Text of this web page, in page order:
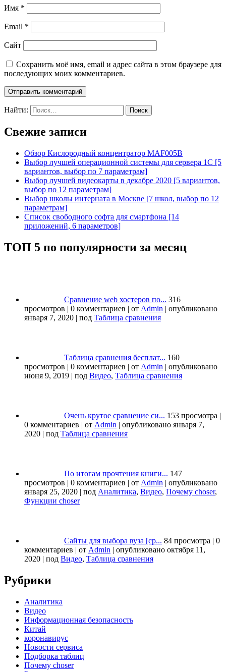
Имя *
Email *
Сайт
Сохранить моё имя, email и адрес сайта в этом браузере для
последующих моих комментариев.
Найти:
Свежие записи
Обзор Кислородный концентратор MAF005B
Выбор лучшей операционной системы для сервера 1С [5
вариантов, выбор по 7 параметрам]
Выбор лучшей видеокарты в декабре 2020 [5 вариантов,
выбор по 12 параметрам]
Выбор школы интерната в Москве [7 школ, выбор по 12
параметрам]
Список свободного софта для смартфона [14
приложений, 6 параметров]
ТОП 5 по популярности за месяц
Сравнение web хостеров по... 316
просмотров | 0 комментариев | от Admin | опубликовано
января 7, 2020 | под Таблица сравнения
Таблица сравнения бесплат... 160
просмотров | 0 комментариев | от Admin | опубликовано
июня 9, 2019 | под Видео, Таблица сравнения
Очень крутое сравнение си... 153 просмотра |
0 комментариев | от Admin | опубликовано января 7,
2020 | под Таблица сравнения
По итогам прочтения книги... 147
просмотров | 0 комментариев | от Admin | опубликовано
января 25, 2020 | под Аналитика, Видео, Почему choser,
Функции choser
Сайты для выбора вуза [ср... 84 просмотра | 0
комментариев | от Admin | опубликовано октября 11,
2020 | под Видео, Таблица сравнения
Рубрики
Аналитика
Видео
Информационная безопасность
Китай
коронавирус
Новости сервиса
Подборка таблиц
Почему choser